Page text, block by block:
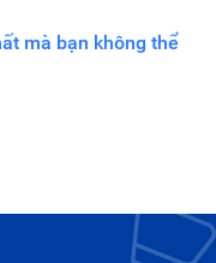
mà bạn không thể